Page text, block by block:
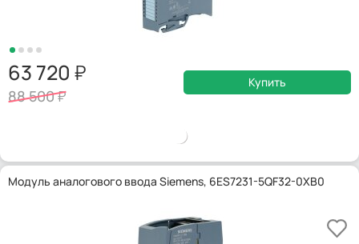
63 720
88 500
Купить
Модуль аналогового ввода Siemens, 6ES7231-5QF32-0XB0